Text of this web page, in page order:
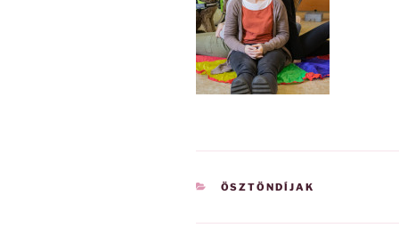
KATEGÓRIÁK
ÖSZTÖNDÍJAK